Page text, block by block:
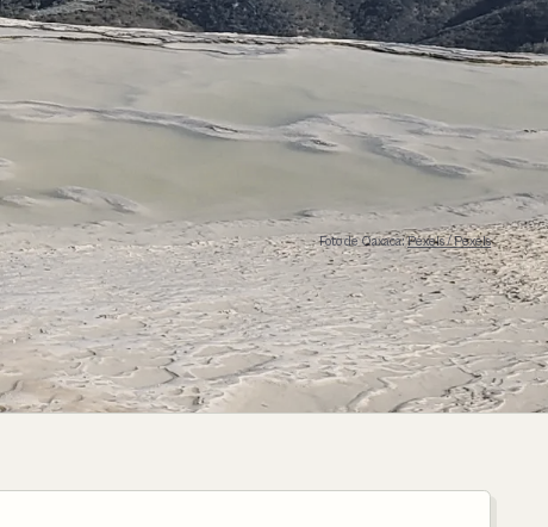
Foto de Oaxaca:Pexels / Pexels